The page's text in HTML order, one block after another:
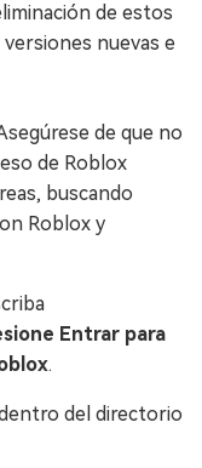
de estos
nuevas e
de que no
de Roblox
buscando
Roblox y
Entrar para
.
del directorio